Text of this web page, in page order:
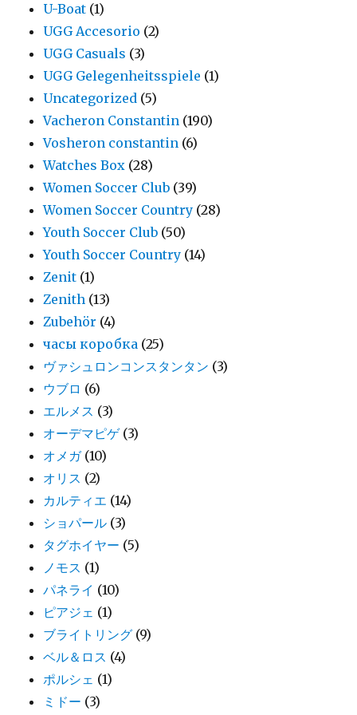
U-Boat (1)
UGG Accesorio (2)
UGG Casuals (3)
UGG Gelegenheitsspiele (1)
Uncategorized (5)
Vacheron Constantin (190)
Vosheron constantin (6)
Watches Box (28)
Women Soccer Club (39)
Women Soccer Country (28)
Youth Soccer Club (50)
Youth Soccer Country (14)
Zenit (1)
Zenith (13)
Zubehör (4)
часы коробка (25)
ヴァシュロンコンスタンタン (3)
ウブロ (6)
エルメス (3)
オーデマピゲ (3)
オメガ (10)
オリス (2)
カルティエ (14)
ショパール (3)
タグホイヤー (5)
ノモス (1)
パネライ (10)
ピアジェ (1)
ブライトリング (9)
ベル＆ロス (4)
ポルシェ (1)
ミドー (3)